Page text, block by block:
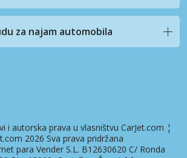
za najam automobila
i autorska prava u vlasništvu CarJet.com ¦
2026 Sva prava pridržana
para Vender S.L. B12630620 C/ Ronda